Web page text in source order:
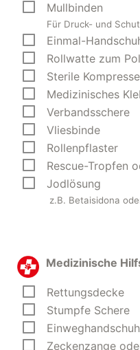
Mullbinden
Für Druck- und
Einmal-
Rollwatte zum
Sterile
Medizinisches
Verbandsschere
Vliesbinde
Rollenpflaster
Rescue-Tropfen
Jodlösung
z.B. Betaisidona
Medizinische
Rettungsdecke
Stumpfe Schere
Zeckenzange